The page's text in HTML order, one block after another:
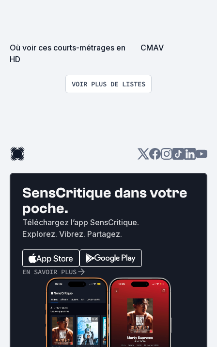
Où voir ces courts-métrages en
HD
CMAV
VOIR PLUS DE LISTES
SensCritique dans votre
poche.
Téléchargez l’app SensCritique.
Explorez. Vibrez. Partagez.
EN SAVOIR PLUS